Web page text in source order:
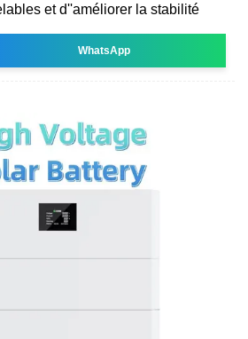
et d''améliorer la stabilité
WhatsApp